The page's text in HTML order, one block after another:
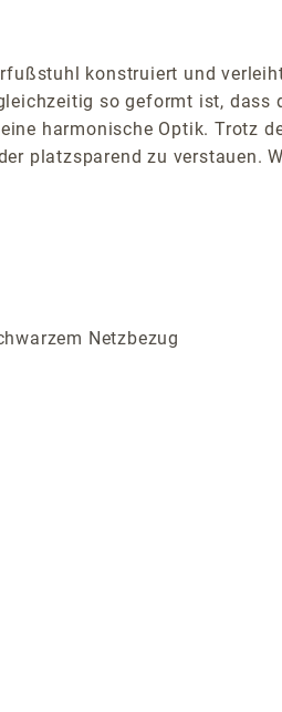
konstruiert und
so geformt ist,
harmonische Optik. Trotz
platzsparend zu verstauen.
Netzbezug